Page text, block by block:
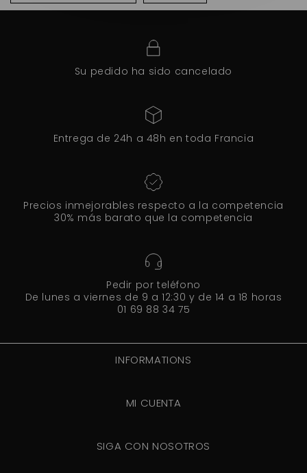
Su pedido ha sido cancelado
Entrega de 24h a 48h en toda Francia
Precios inmejorables respecto a la competencia
30% más barato que la competencia
Pedir por teléfono
De lunes a viernes de 9 a 12:30 y de 14 a 18 horas
01 69 88 34 75
INFORMATIONS
MI CUENTA
SIGA CON NOSOTROS